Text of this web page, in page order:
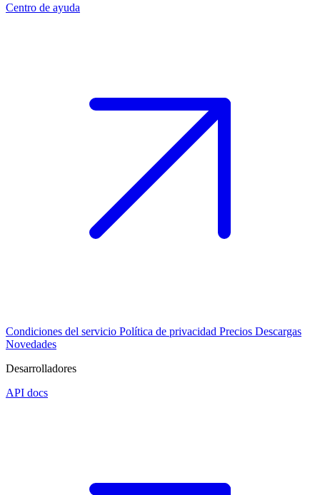
Centro de ayuda
Condiciones del servicio Política de privacidad Precios Descargas
Novedades
Desarrolladores
API docs